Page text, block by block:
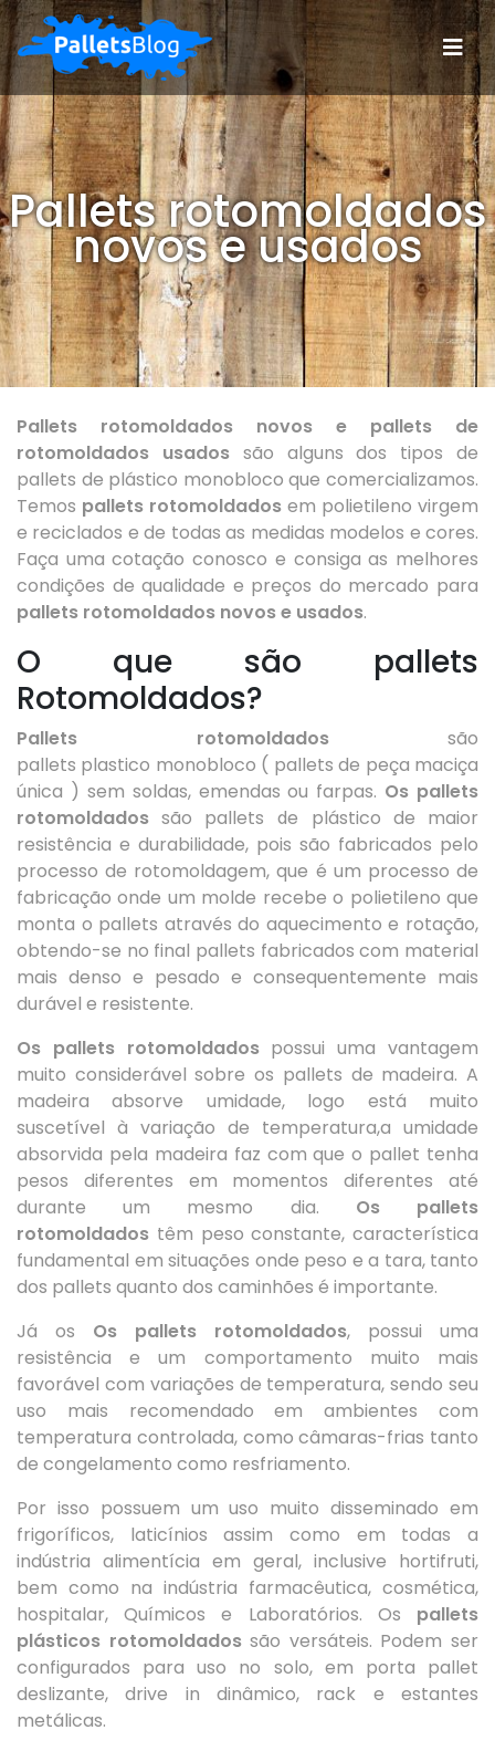
Pallets rotomoldados
novos e usados
Pallets rotomoldados novos e pallets de
rotomoldados usadossão alguns dos tipos de
pallets de plástico monobloco que comercializamos.
Temos pallets rotomoldados em polietileno virgem
e reciclados e de todas as medidas modelos e cores.
Faça uma cotação conosco e consiga as melhores
condições de qualidade e preços do mercado para
pallets rotomoldados novos e usados.
O que são pallets
Rotomoldados?
Pallets rotomoldadossão
pallets plastico monobloco ( pallets de peça maciça
única ) sem soldas, emendas ou farpas. Os pallets
rotomoldados são pallets de plástico de maior
resistência e durabilidade, pois são fabricados pelo
processo de rotomoldagem, que é um processo de
fabricação onde um molde recebe o polietileno que
monta o pallets através do aquecimento e rotação,
obtendo-se no final pallets fabricados com material
mais denso e pesado e consequentemente mais
durável e resistente.
Os pallets rotomoldados possui uma vantagem
muito considerável sobre os pallets de madeira. A
madeira absorve umidade, logo está muito
suscetível à variação de temperatura,a umidade
absorvida pela madeira faz com que o pallet tenha
pesos diferentes em momentos diferentes até
durante um mesmo dia. Os pallets
rotomoldados têm peso constante, característica
fundamental em situações onde peso e a tara, tanto
dos pallets quanto dos caminhões é importante.
Já os Os pallets rotomoldados, possui uma
resistência e um comportamento muito mais
favorável com variações de temperatura, sendo seu
uso mais recomendado em ambientes com
temperatura controlada, como câmaras-frias tanto
de congelamento como resfriamento.
Por isso possuem um uso muito disseminado em
frigoríficos, laticínios assim como em todas a
indústria alimentícia em geral, inclusive hortifruti,
bem como na indústria farmacêutica, cosmética,
hospitalar, Químicos e Laboratórios. Os pallets
plásticos rotomoldadossão versáteis. Podem ser
configurados para uso no solo, em porta pallet
deslizante, drive in dinâmico, rack e estantes
metálicas.